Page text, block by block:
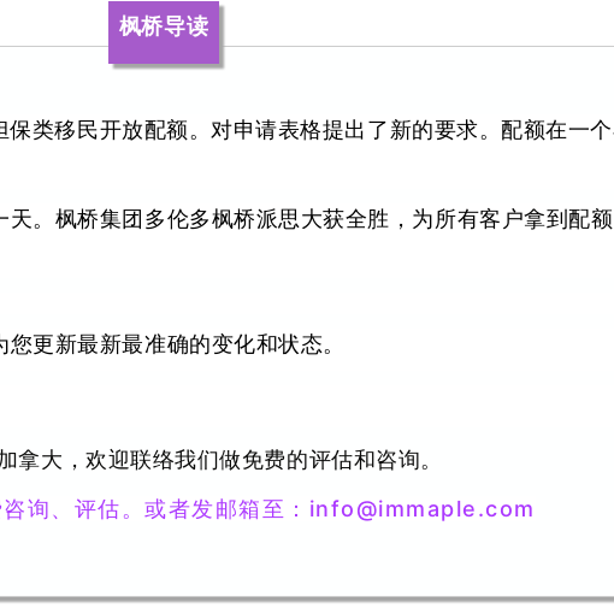
枫桥导读
类移民开放配额。对申请表格提出了新的要求。配额在一
。枫桥集团多伦多枫桥派思大获全胜，为所有客户拿到配
更新最新最准确的变化和状态。
拿大，欢迎联络我们做免费的评估和咨询。
询、评估。 或者发邮箱至： info@immaple.com